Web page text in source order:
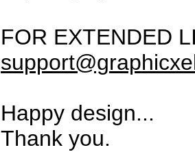
FOR EXTENDED
Happy design...
Thank you.